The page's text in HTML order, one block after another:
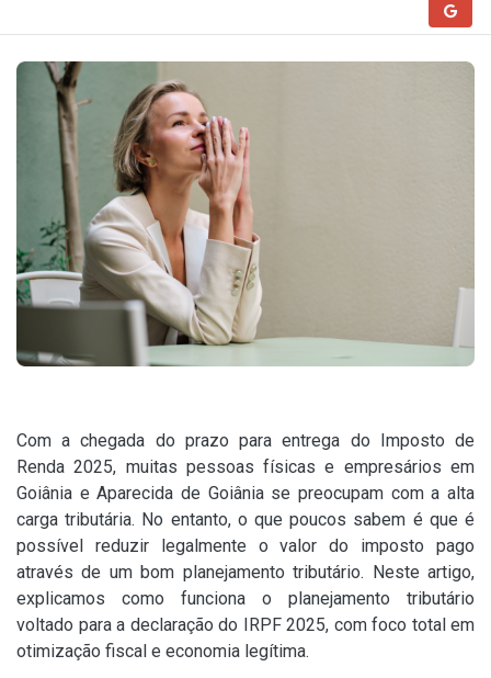
Com a chegada do prazo para entrega do Imposto de
Renda 2025, muitas pessoas físicas e empresários em
Goiânia e Aparecida de Goiânia se preocupam com a alta
carga tributária. No entanto, o que poucos sabem é que é
possível reduzir legalmente o valor do imposto pago
através de um bom planejamento tributário. Neste artigo,
explicamos como funciona o planejamento tributário
voltado para a declaração do IRPF 2025, com foco total em
otimização fiscal e economia legítima.